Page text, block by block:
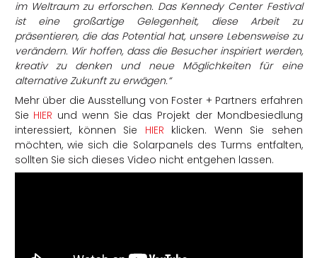
im Weltraum zu erforschen. Das Kennedy Center Festival
ist eine großartige Gelegenheit, diese Arbeit zu
präsentieren, die das Potential hat, unsere Lebensweise zu
verändern. Wir hoffen, dass die Besucher inspiriert werden,
kreativ zu denken und neue Möglichkeiten für eine
alternative Zukunft zu erwägen.“
Mehr über die Ausstellung von Foster + Partners erfahren
Sie HIER und wenn Sie das Projekt der Mondbesiedlung
interessiert, können Sie HIER klicken. Wenn Sie sehen
möchten, wie sich die Solarpanels des Turms entfalten,
sollten Sie sich dieses Video nicht entgehen lassen.